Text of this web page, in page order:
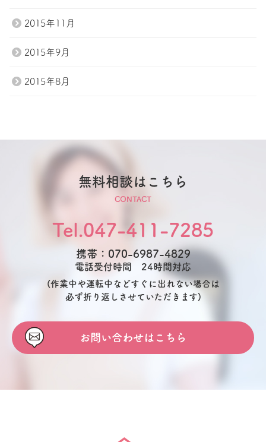
2015年11月
2015年9月
2015年8月
無料相談はこちら
CONTACT
Tel.047-411-7285
携帯：070-6987-4829
電話受付時間 24時間対応
(作業中や運転中などすぐに出れない場合は
必ず折り返しさせていただきます)
お問い合わせはこちら